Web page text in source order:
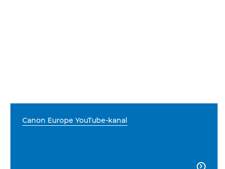
Canon Europe YouTube-kanal
